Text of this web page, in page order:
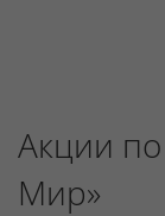
Акции
Мир»